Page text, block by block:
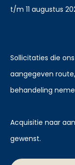
t/m 11 augustus
Sollicitaties die
aangegeven
behandeling
Acquisitie naar
gewenst.